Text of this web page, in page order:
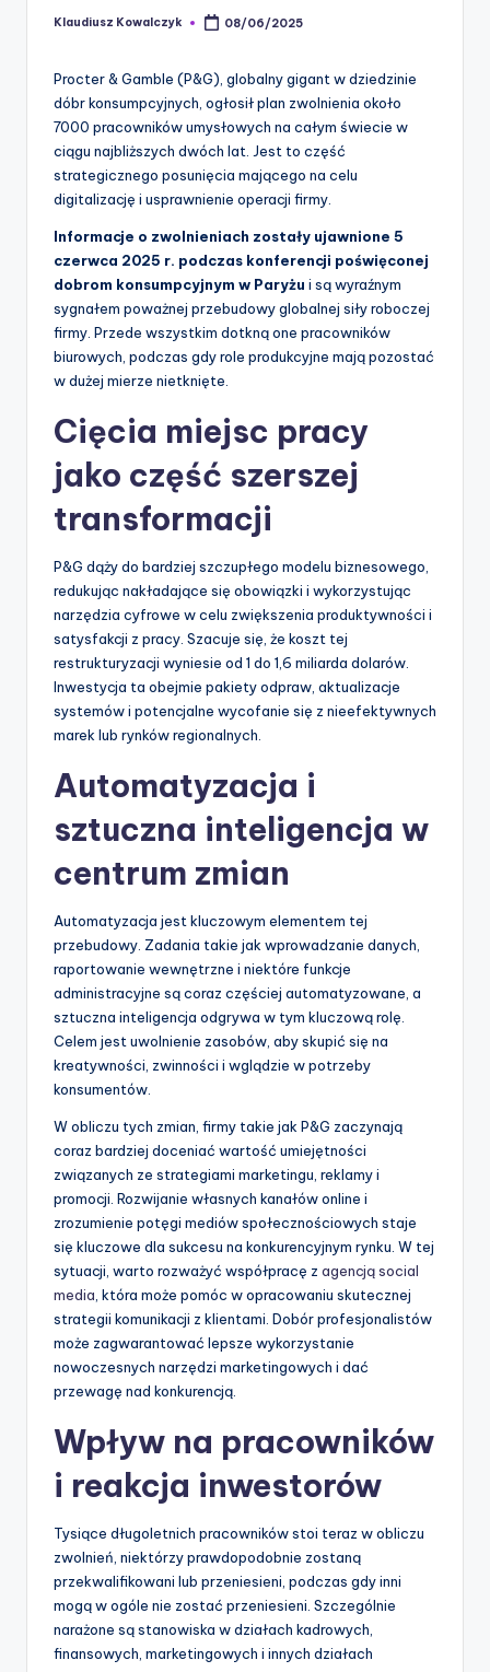
Posted
Klaudiusz Kowalczyk 08/06/2025
Procter & Gamble (P&G), globalny gigant w dziedzinie
dóbr konsumpcyjnych, ogłosił plan zwolnienia około
7000 pracowników umysłowych na całym świecie w
ciągu najbliższych dwóch lat. Jest to część
strategicznego posunięcia mającego na celu
digitalizację i usprawnienie operacji firmy.
Informacje o zwolnieniach zostały ujawnione 5
czerwca 2025 r. podczas konferencji poświęconej
dobrom konsumpcyjnym w Paryżu i są wyraźnym
sygnałem poważnej przebudowy globalnej siły roboczej
firmy. Przede wszystkim dotkną one pracowników
biurowych, podczas gdy role produkcyjne mają pozostać
w dużej mierze nietknięte.
Cięcia miejsc pracy
jako część szerszej
transformacji
P&G dąży do bardziej szczupłego modelu biznesowego,
redukując nakładające się obowiązki i wykorzystując
narzędzia cyfrowe w celu zwiększenia produktywności i
satysfakcji z pracy. Szacuje się, że koszt tej
restrukturyzacji wyniesie od 1 do 1,6 miliarda dolarów.
Inwestycja ta obejmie pakiety odpraw, aktualizacje
systemów i potencjalne wycofanie się z nieefektywnych
marek lub rynków regionalnych.
Automatyzacja i
sztuczna inteligencja w
centrum zmian
Automatyzacja jest kluczowym elementem tej
przebudowy. Zadania takie jak wprowadzanie danych,
raportowanie wewnętrzne i niektóre funkcje
administracyjne są coraz częściej automatyzowane, a
sztuczna inteligencja odgrywa w tym kluczową rolę.
Celem jest uwolnienie zasobów, aby skupić się na
kreatywności, zwinności i wglądzie w potrzeby
konsumentów.
W obliczu tych zmian, firmy takie jak P&G zaczynają
coraz bardziej doceniać wartość umiejętności
związanych ze strategiami marketingu, reklamy i
promocji. Rozwijanie własnych kanałów online i
zrozumienie potęgi mediów społecznościowych staje
się kluczowe dla sukcesu na konkurencyjnym rynku. W tej
sytuacji, warto rozważyć współpracę z agencją social
media , która może pomóc w opracowaniu skutecznej
strategii komunikacji z klientami. Dobór profesjonalistów
może zagwarantować lepsze wykorzystanie
nowoczesnych narzędzi marketingowych i dać
przewagę nad konkurencją.
Wpływ na pracowników
i reakcja inwestorów
Tysiące długoletnich pracowników stoi teraz w obliczu
zwolnień, niektórzy prawdopodobnie zostaną
przekwalifikowani lub przeniesieni, podczas gdy inni
mogą w ogóle nie zostać przeniesieni. Szczególnie
narażone są stanowiska w działach kadrowych,
finansowych, marketingowych i innych działach